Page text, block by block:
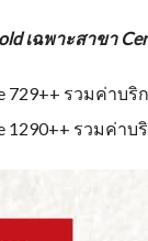
เฉพาะสาขา
729++ รวมค่าบริ
1290++ รวมค่าบ